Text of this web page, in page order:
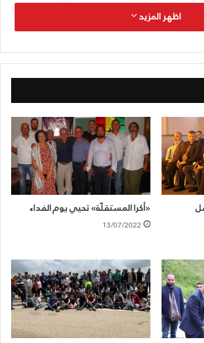
اظهر المزيد
«أكرا المستقلّة» تحيي يوم الفداء
13/07/2022